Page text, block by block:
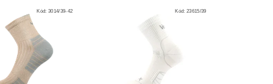
Kód:3014/39-42 Kód:23615/39